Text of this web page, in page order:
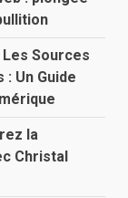
Les Sources
Un Guide
la
Christal